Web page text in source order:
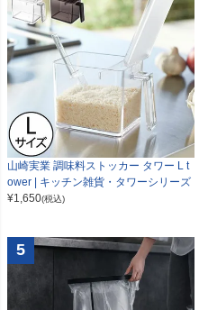
山崎実業 調味料ストッカー タワー L t
ower | キッチン雑貨・タワーシリーズ
¥1,650(税込)
5